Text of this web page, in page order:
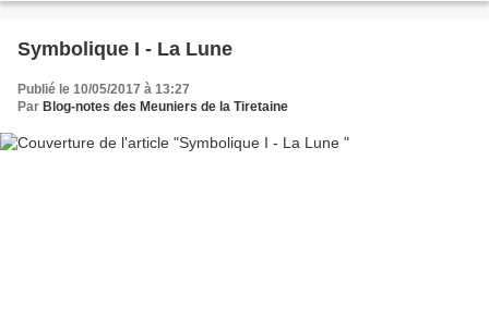
Symbolique I - La Lune
Publié le 10/05/2017 à 13:27
Par Blog-notes des Meuniers de la Tiretaine